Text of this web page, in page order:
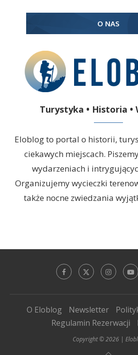
O NAS
Turystyka • Historia •
Eloblog to portal o historii,
ciekawych miejscach.
wydarzeniach i
Organizujemy wycieczki
także nocne zwiedzania
O Eloblog Newsletter
Regulamin Rezerwacji
Copyright © 2026 |